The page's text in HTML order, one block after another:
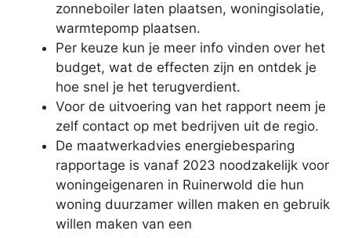
zonneboiler laten plaatsen, woningisolatie,
warmtepomp plaatsen.
Per keuze kun je meer info vinden over het
budget, wat de effecten zijn en ontdek je
hoe snel je het terugverdient.
Voor de uitvoering van het rapport neem je
zelf contact op met bedrijven uit de regio.
De maatwerkadvies energiebesparing
rapportage is vanaf 2023 noodzakelijk voor
woningeigenaren in Ruinerwold die hun
woning duurzamer willen maken en gebruik
willen maken van een